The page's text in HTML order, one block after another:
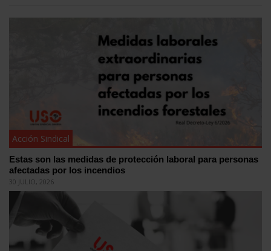
Acción Sindical
Estas son las medidas de protección laboral para personas
afectadas por los incendios
30 JULIO, 2026